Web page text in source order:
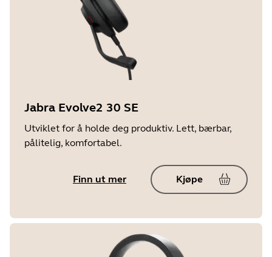
Jabra Evolve2 30 SE
Utviklet for å holde deg produktiv. Lett, bærbar,
pålitelig, komfortabel.
Finn ut mer Kjøpe